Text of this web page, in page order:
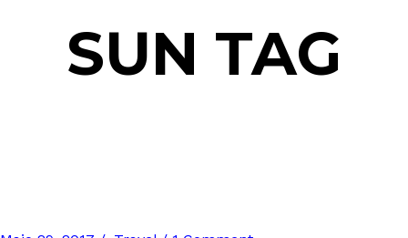
SUN TAG